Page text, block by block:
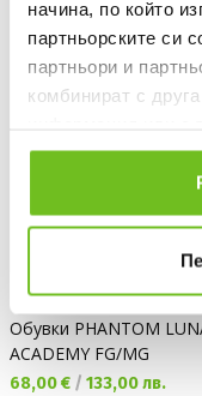
начина, по който
партньорските си
партньори и
комбинират с
ползването от
NIKE
Обувки PHANTOM
ACADEMY FG/MG
Текуща цена:
68,00 € / 133,00 лв.